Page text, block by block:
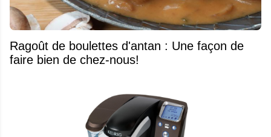
Ragoût de boulettes d'antan : Une façon de
faire bien de chez-nous!